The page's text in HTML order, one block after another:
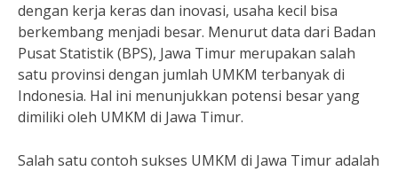
dengan kerja keras dan inovasi, usaha kecil bisa
berkembang menjadi besar. Menurut data dari Badan
Pusat Statistik (BPS), Jawa Timur merupakan salah
satu provinsi dengan jumlah UMKM terbanyak di
Indonesia. Hal ini menunjukkan potensi besar yang
dimiliki oleh UMKM di Jawa Timur.
Salah satu contoh sukses UMKM di Jawa Timur adalah